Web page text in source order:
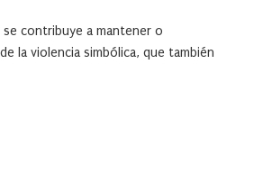
contribuye a mantener o
la violencia simbólica, que también